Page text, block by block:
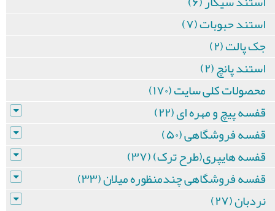
استند حبوبات (۷)
جک پالت (۲)
استند پانچ (۲)
محصولات کلی سایت (۱۷۰)
قفسه پیچ و مهره ای (۲۲)
قفسه فروشگاهی (۵۰)
قفسه هایپری(طرح ترک) (۳۷)
قفسه فروشگاهی چندمنظوره میلان (۳۳)
نردبان (۲۷)